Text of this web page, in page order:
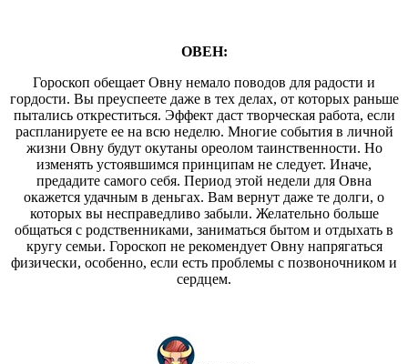
ОВЕН:
Гороскоп обещает Овну немало поводов для радости и
гордости. Вы преуспеете даже в тех делах, от которых раньше
пытались откреститься. Эффект даст творческая работа, если
распланируете ее на всю неделю. Многие события в личной
жизни Овну будут окутаны ореолом таинственности. Но
изменять устоявшимся принципам не следует. Иначе,
предадите самого себя. Период этой недели для Овна
окажется удачным в деньгах. Вам вернут даже те долги, о
которых вы несправедливо забыли. Желательно больше
общаться с родственниками, заниматься бытом и отдыхать в
кругу семьи. Гороскоп не рекомендует Овну напрягаться
физически, особенно, если есть проблемы с позвоночником и
сердцем.